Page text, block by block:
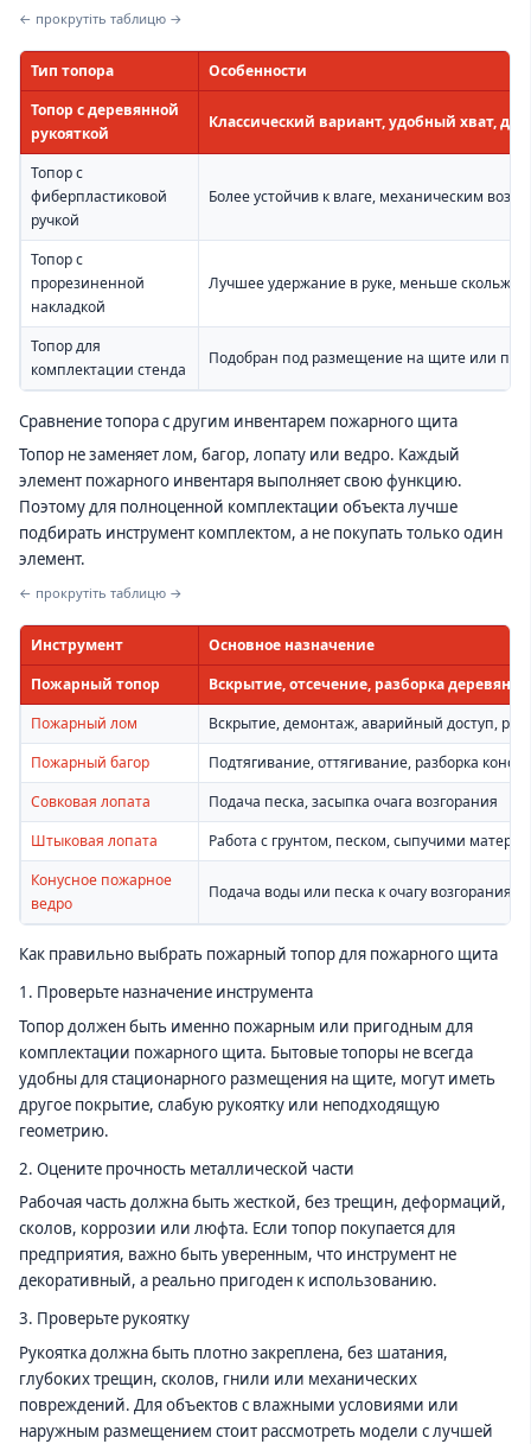
← прокрутіть таблицю →
Тип топора
Особенности
Топор с деревянной
рукояткой
Классический вариант, удобный хват,
Топор с
фиберпластиковой
ручкой
Более устойчив к влаге, механическим
Топор с
прорезиненной
накладкой
Лучшее удержание в руке, меньше
Топор для
комплектации стенда
Подобран под размещение на щите или
Сравнение топора с другим инвентарем пожарного щита
Топор не заменяет лом, багор, лопату или ведро. Каждый
элемент пожарного инвентаря выполняет свою функцию.
Поэтому для полноценной комплектации объекта лучше
подбирать инструмент комплектом, а не покупать только один
элемент.
← прокрутіть таблицю →
Инструмент
Основное назначение
Пожарный топор
Вскрытие, отсечение, разборка
Пожарный лом
Вскрытие, демонтаж, аварийный доступ,
Пожарный багор
Подтягивание, оттягивание, разборка
Совковая лопата
Подача песка, засыпка очага возгорания
Штыковая лопата
Работа с грунтом, песком, сыпучими
Конусное пожарное
ведро
Подача воды или песка к очагу возгорания
Как правильно выбрать пожарный топор для пожарного щита
1. Проверьте назначение инструмента
Топор должен быть именно пожарным или пригодным для
комплектации пожарного щита. Бытовые топоры не всегда
удобны для стационарного размещения на щите, могут иметь
другое покрытие, слабую рукоятку или неподходящую
геометрию.
2. Оцените прочность металлической части
Рабочая часть должна быть жесткой, без трещин, деформаций,
сколов, коррозии или люфта. Если топор покупается для
предприятия, важно быть уверенным, что инструмент не
декоративный, а реально пригоден к использованию.
3. Проверьте рукоятку
Рукоятка должна быть плотно закреплена, без шатания,
глубоких трещин, сколов, гнили или механических
повреждений. Для объектов с влажными условиями или
наружным размещением стоит рассмотреть модели с лучшей